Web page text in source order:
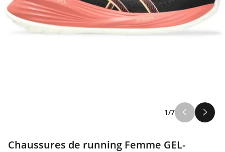
1/7
Chaussures de running Femme GEL-